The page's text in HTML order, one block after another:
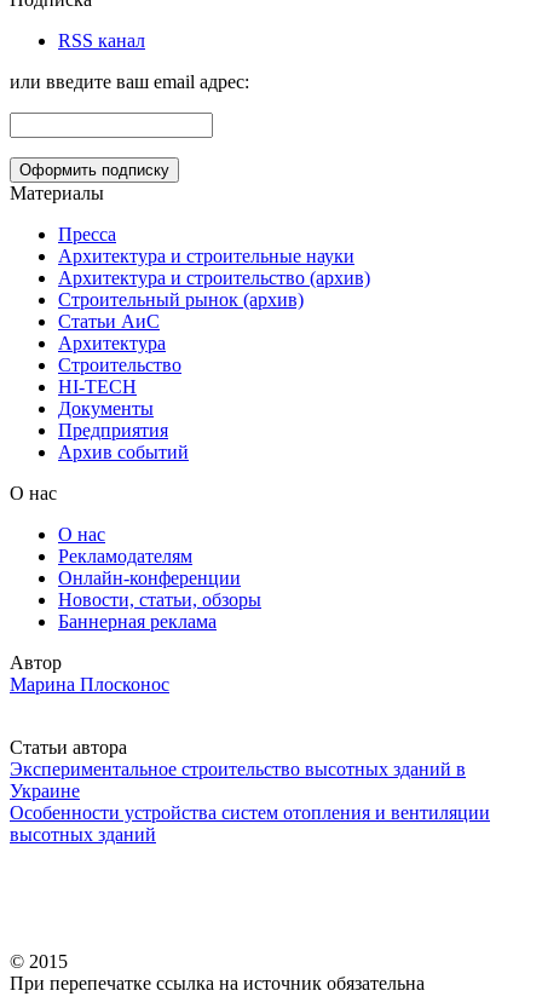
RSS канал
или введите ваш email адрес:
Материалы
Пресса
Архитектура и строительные науки
Архитектура и строительство (архив)
Строительный рынок (архив)
Статьи АиС
Архитектура
Строительство
HI-TECH
Документы
Предприятия
Архив событий
О нас
О нас
Рекламодателям
Онлайн-конференции
Новости, статьи, обзоры
Баннерная реклама
Автор
Марина Плосконос
Статьи автора
Экспериментальное строительство высотных зданий в
Украине
Особенности устройства систем отопления и вентиляции
высотных зданий
© 2015
При перепечатке ссылка на источник обязательна